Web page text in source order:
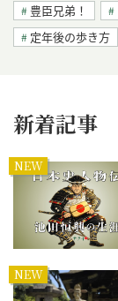
豊臣兄弟！
定年後の歩き方
新着記事
NEW
NEW